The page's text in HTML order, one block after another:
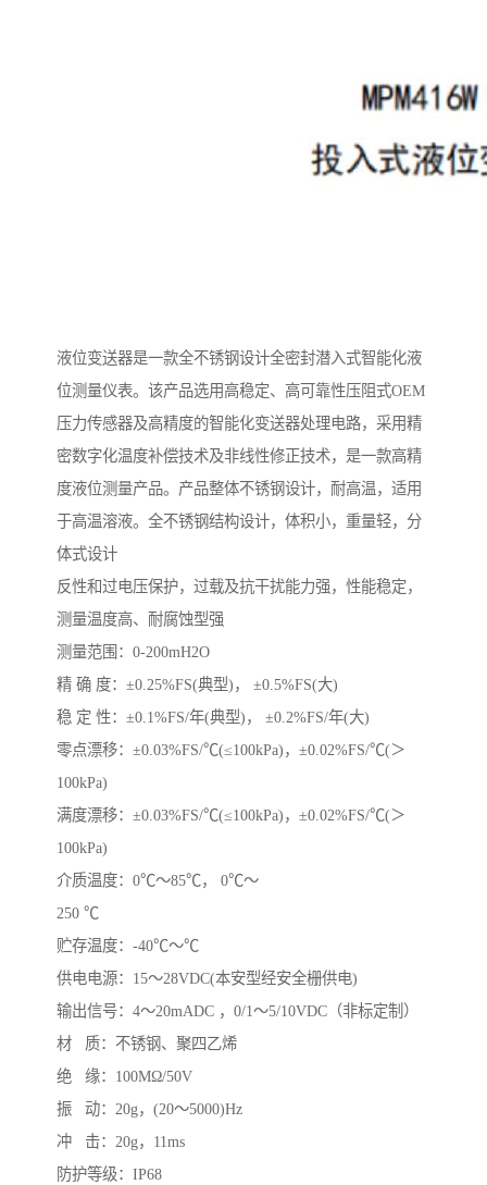
液位变送器是一款全不锈钢设计全密封潜入式智能化液
位测量仪表。该产品选用高稳定、高可靠性压阻式OEM
压力传感器及高精度的智能化变送器处理电路，采用精
密数字化温度补偿技术及非线性修正技术，是一款高精
度液位测量产品。产品整体不锈钢设计，耐高温，适用
于高温溶液。全不锈钢结构设计，体积小，重量轻，分
体式设计
反性和过电压保护，过载及抗干扰能力强，性能稳定，
测量温度高、耐腐蚀型强
测量范围：0-200mH2O
精 确 度：±0.25%FS(典型)， ±0.5%FS(大)
稳 定 性：±0.1%FS/年(典型)， ±0.2%FS/年(大)
零点漂移：±0.03%FS/℃(≤100kPa)，±0.02%FS/℃(＞
100kPa)
满度漂移：±0.03%FS/℃(≤100kPa)，±0.02%FS/℃(＞
100kPa)
介质温度：0℃～85℃， 0℃～
250 ℃
贮存温度：-40℃～℃
供电电源：15～28VDC(本安型经安全栅供电)
输出信号：4～20mADC ，0/1～5/10VDC（非标定制）
材 质：不锈钢、聚四乙烯
绝 缘：100MΩ/50V
振 动：20g，(20～5000)Hz
冲 击：20g，11ms
防护等级：IP68